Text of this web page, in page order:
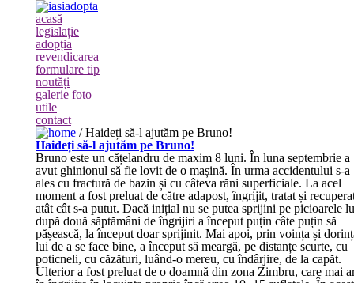
acasă
legislație
adopția
revendicarea
formulare tip
noutăți
galerie foto
utile
contact
/Haideți să-l ajutăm pe Bruno!
Haideți să-l ajutăm pe Bruno!
Bruno este un cățelandru de maxim 8 luni. În luna septembrie a
avut ghinionul să fie lovit de o mașină. În urma accidentului s-a
ales cu fractură de bazin și cu câteva răni superficiale. La acel
moment a fost preluat de către adapost, îngrijit, tratat și
atât cât s-a putut. Dacă inițial nu se putea sprijini pe picioarele
după două săptămâni de îngrijiri a început puțin câte puțin să
pășească, la început doar sprijinit. Mai apoi, prin voința și
lui de a se face bine, a început să meargă, pe distanțe scurte, cu
poticneli, cu căzături, luând-o mereu, cu îndârjire, de la capăt.
Ulterior a fost preluat de o doamnă din zona Zimbru, care mai